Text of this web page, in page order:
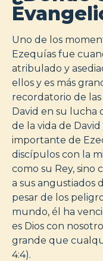
Uno de los
Ezequías fue
atribulado y
ellos y es más
recordatorio de
David en su lucha
de la vida de
importante de
discípulos con la
como su Rey, sino
a sus angustiados
pesar de los
mundo, él ha
es Dios con
grande que
4:4).